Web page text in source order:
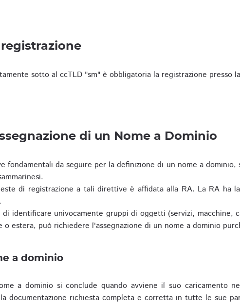
sotto al ccTLD "sm" è obbligatoria la registrazione presso
di un Nome a Dominio
fondamentali da seguire per la definizione di un nome a
di registrazione a tali direttive è affidata alla RA. La RA ha
di identificare univocamente gruppi di oggetti (servizi, macchine,
o estera, può richiedere l'assegnazione di un nome a dominio
a dominio
a dominio si conclude quando avviene il suo caricamento
documentazione richiesta completa e corretta in tutte le sue